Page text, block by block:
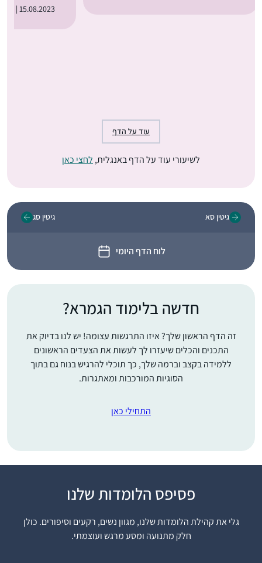
15.08.2023 | כ״ח באב תשפ״ג
עוד על הדף
לשיעורי עוד על הדף באנגלית, לחצי כאן
גיטין סא
לוח הדף היומי
גיטין סג
חדשה בלימוד הגמרא?
זה הדף הראשון שלך? איזו התרגשות עצומה! יש לנו בדיוק את
התכנים והכלים שיעזרו לך לעשות את הצעדים הראשונים
ללמידה בקצב וברמה שלך, כך תוכלי להרגיש בנוח גם בתוך
הסוגיות המורכבות ומאתגרות.
התחילי כאן
פסיפס הלומדות שלנו
גלי את קהילת הלומדות שלנו, מגוון נשים, רקעים וסיפורים. כולן
חלק מתנועה ומסע מרגש ועוצמתי.
התחלתי ללמוד בעידוד
בעבר את הפרק היומי